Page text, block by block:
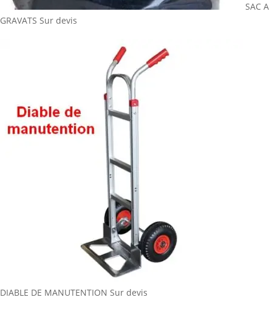
SAC A
GRAVATS Sur devis
DIABLE DE MANUTENTION Sur devis